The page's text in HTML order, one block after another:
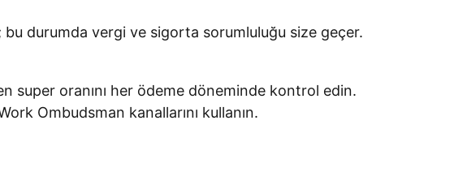
bu durumda vergi ve sigorta sorumluluğu size geçer.
super oranını her ödeme döneminde kontrol edin.
Ombudsman kanallarını kullanın.